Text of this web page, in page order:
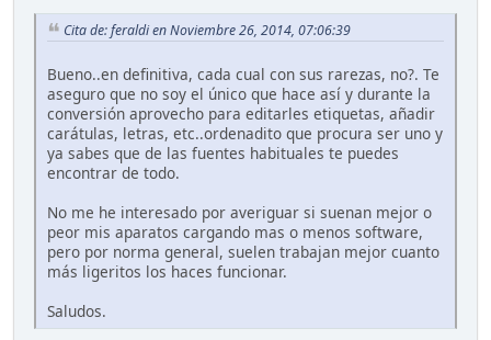
Cita de: feraldi en Noviembre 26, 2014, 07:06:39
Bueno..en definitiva, cada cual con sus rarezas, no?. Te
aseguro que no soy el único que hace así y durante la
conversión aprovecho para editarles etiquetas, añadir
carátulas, letras, etc..ordenadito que procura ser uno y
ya sabes que de las fuentes habituales te puedes
encontrar de todo.
No me he interesado por averiguar si suenan mejor o
peor mis aparatos cargando mas o menos software,
pero por norma general, suelen trabajan mejor cuanto
más ligeritos los haces funcionar.
Saludos.